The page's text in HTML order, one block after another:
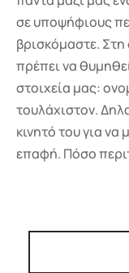
σε υποψήφιους
βρισκόμαστε.
πρέπει να
στοιχεία μας:
τουλάχιστον.
κινητό του για
επαφή. Πόσο